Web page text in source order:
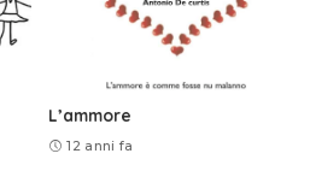
L’ammore
12 anni fa